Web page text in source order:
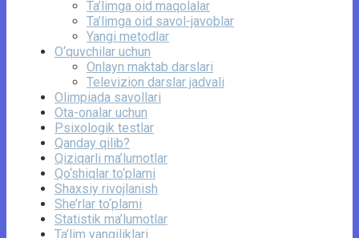
Ta’limga oid maqolalar
Ta’limga oid savol-javoblar
Yangi metodlar
O‘quvchilar uchun
Onlayn maktab darslari
Televizion darslar jadvali
Olimpiada savollari
Ota-onalar uchun
Psixologik testlar
Qanday qilib?
Qiziqarli ma’lumotlar
Qo‘shiqlar to‘plami
Shaxsiy rivojlanish
She’rlar to‘plami
Statistik ma’lumotlar
Ta’lim yangiliklari